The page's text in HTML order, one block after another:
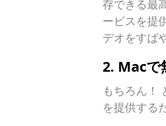
存できる最
ービスを提
デオをすば
2. Macで
もちろん！
を提供する